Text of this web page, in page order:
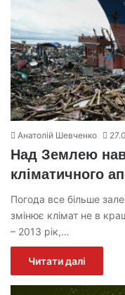
Анатолій Шевченко
Над Землею
кліматичного
Погода все більше
змінює клімат не в
– 2013 рік,…
Читати далі